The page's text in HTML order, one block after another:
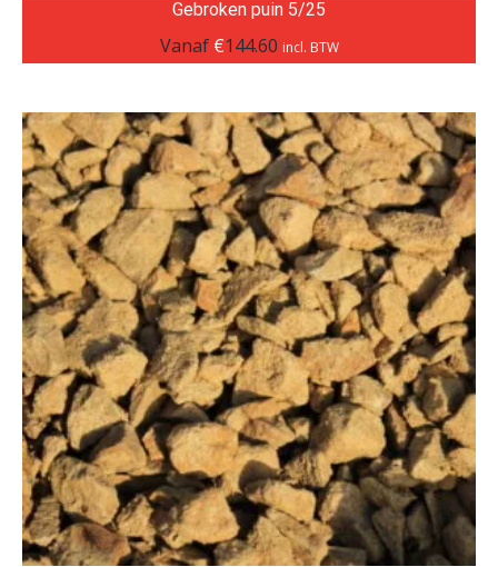
Gebroken puin 5/25
Vanaf €144.60 incl. BTW